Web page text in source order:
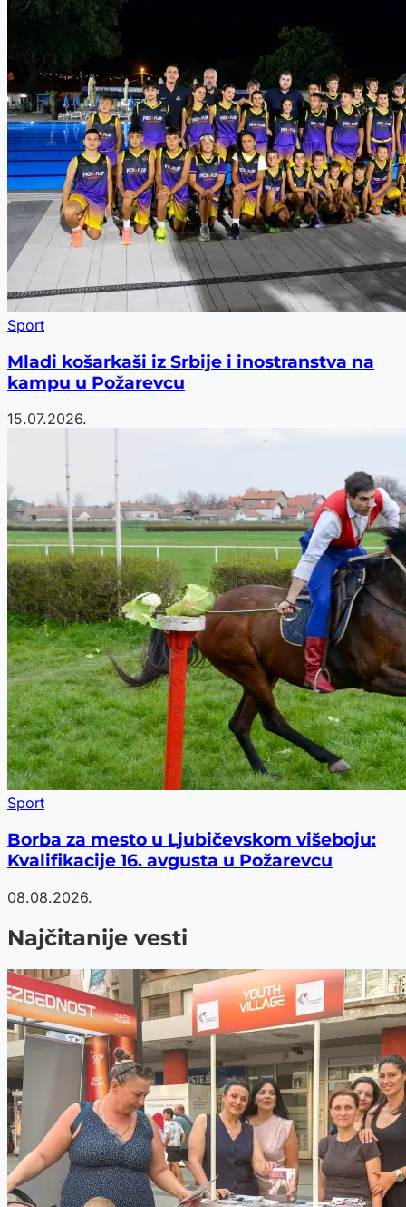
Sport
Mladi košarkaši iz Srbije i inostranstva na
kampu u Požarevcu
15.07.2026.
Sport
Borba za mesto u Ljubičevskom višeboju:
Kvalifikacije 16. avgusta u Požarevcu
08.08.2026.
Najčitanije vesti